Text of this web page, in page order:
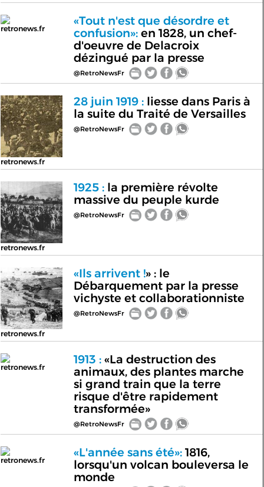
retronews.fr
«Tout n'est que désordre et
confusion»:en 1828, un chef-
d'oeuvre de Delacroix
dézingué par la presse
@RetroNewsFr
retronews.fr
28 juin 1919 :liesse dans Paris à
la suite du Traité de Versailles
@RetroNewsFr
retronews.fr
1925 :la première révolte
massive du peuple kurde
@RetroNewsFr
retronews.fr
«Ils arrivent !» : le
Débarquement par la presse
vichyste et collaborationniste
@RetroNewsFr
retronews.fr
1913 :«La destruction des
animaux, des plantes marche
si grand train que la terre
risque d'être rapidement
transformée»
@RetroNewsFr
retronews.fr
«L'année sans été»:1816,
lorsqu'un volcan bouleversa le
monde